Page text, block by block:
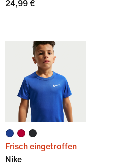
24,99 €
Frisch eingetroffen
Nike